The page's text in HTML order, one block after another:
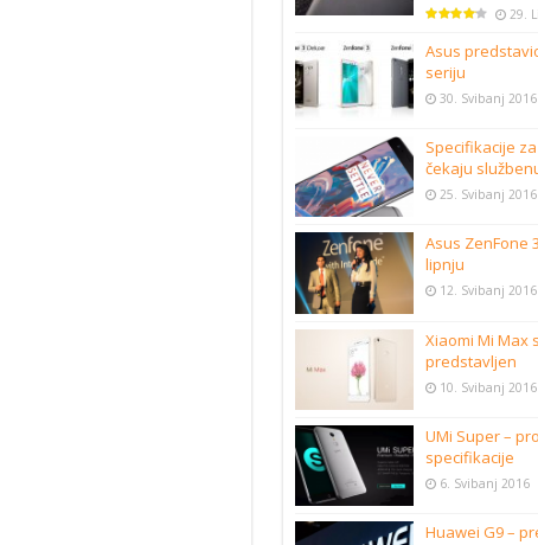
29.
Asus
seriju
30. Svibanj 2016
Specifikacije
čekaju
25. Svibanj 2016
Asus ZenFone
lipnju
12. Svibanj 2016
Xiaomi Mi Max
predstavljen
10. Svibanj 2016
UMi Super –
specifikacije
6. Svibanj 2016
Huawei G9 –